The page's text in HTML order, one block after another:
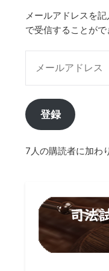
メールアドレスを
で受信することがで
登録
7人の購読者に加わ